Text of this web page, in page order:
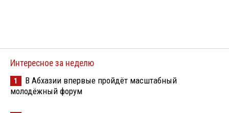
Интересное за неделю
1
В Абхазии впервые пройдёт масштабный
молодёжный форум